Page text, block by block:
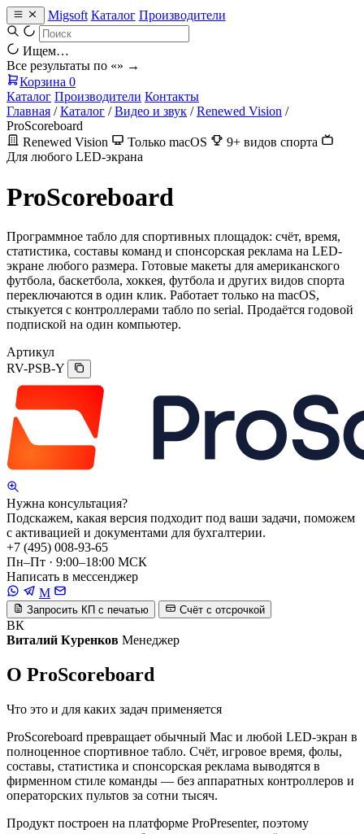
Migsoft Каталог Производители
Ищем…
Все результаты по «» →
Корзина 0
Каталог Производители Контакты
Главная / Каталог / Видео и звук / Renewed Vision /
ProScoreboard
Renewed Vision
Только macOS
9+ видов спорта
Для любого LED-экрана
ProScoreboard
Программное табло для спортивных площадок: счёт, время,
статистика, составы команд и спонсорская реклама на LED-
экране любого размера. Готовые макеты для американского
футбола, баскетбола, хоккея, футбола и других видов спорта
переключаются в один клик. Работает только на macOS,
стыкуется с контроллерами табло по serial. Продаётся годовой
подпиской на один компьютер.
Артикул
RV-PSB-Y
Нужна консультация?
Подскажем, какая версия подходит под ваши задачи, поможем
с активацией и документами для бухгалтерии.
+7 (495) 008-93-65
Пн–Пт · 9:00–18:00 МСК
Написать в мессенджер
M
Запросить КП с печатью Счёт с отсрочкой
ВК
Виталий Куренков Менеджер
О ProScoreboard
Что это и для каких задач применяется
ProScoreboard превращает обычный Mac и любой LED-экран в
полноценное спортивное табло. Счёт, игровое время, фолы,
составы, статистика и спонсорская реклама выводятся в
фирменном стиле команды — без аппаратных контроллеров и
операторских пультов за сотни тысяч.
Продукт построен на платформе ProPresenter, поэтому